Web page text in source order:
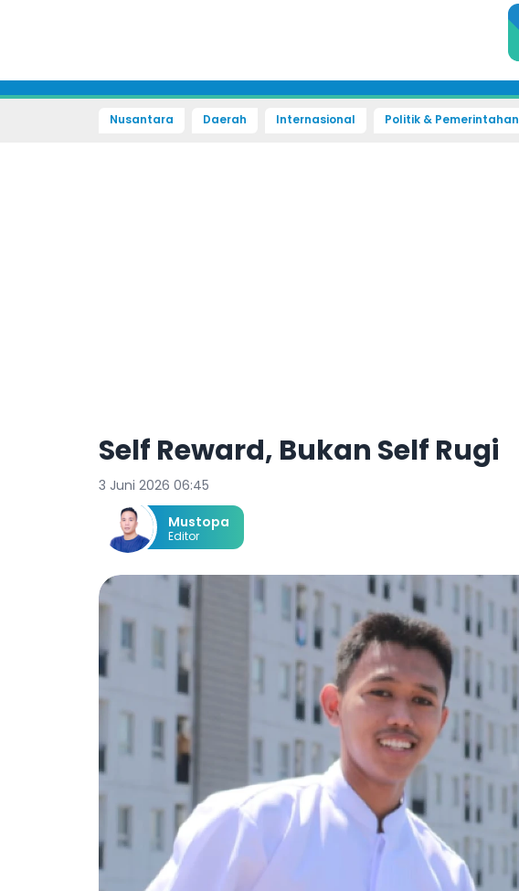
Nusantara Daerah Internasional Politik & Pemerintahan
Self Reward, Bukan Self Rugi
3 Juni 2026 06:45
Mustopa
Editor